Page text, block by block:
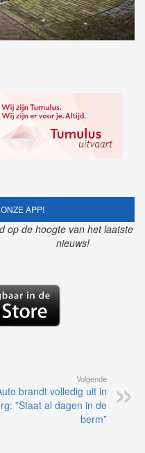
APP!
op de hoogte van het laatste
nieuws!
Volgende
brandt volledig uit in
”Staat al dagen in de
berm”